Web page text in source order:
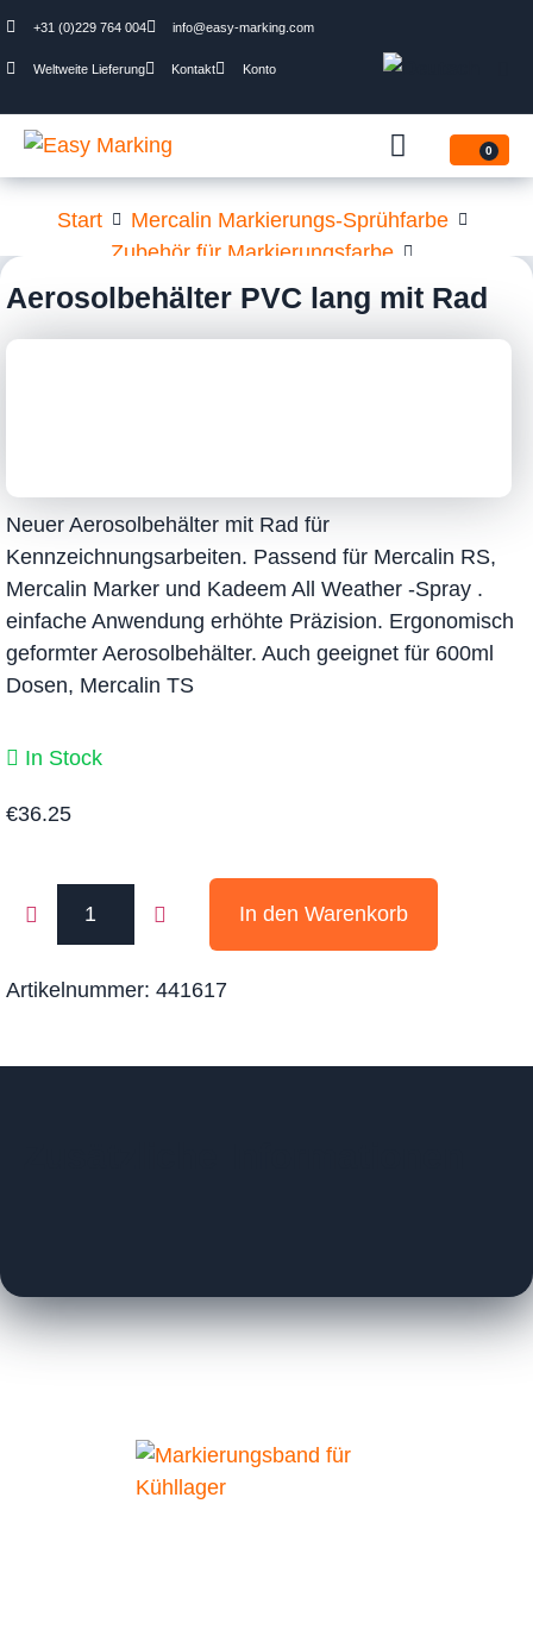
+31 (0)229 764 004 info@easy-marking.com
Weltweite Lieferung Kontakt Konto
0
Start
Mercalin Markierungs-Sprühfarbe
Zubehör für Markierungsfarbe
Aerosolbehälter PVC lang mit Rad
Aerosolbehälter PVC lang mit Rad
Neuer Aerosolbehälter mit Rad für
Kennzeichnungsarbeiten. Passend für Mercalin RS,
Mercalin Marker und Kadeem All Weather -Spray .
einfache Anwendung erhöhte Präzision. Ergonomisch
geformter Aerosolbehälter. Auch geeignet für 600ml
Dosen, Mercalin TS
In Stock
€36.25
In den Warenkorb
Artikelnummer: 441617